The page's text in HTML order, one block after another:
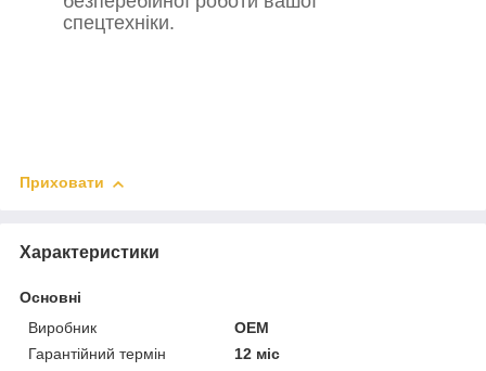
спецтехніки.
Приховати
Характеристики
Основні
Виробник
OEM
Гарантійний термін
12 міс